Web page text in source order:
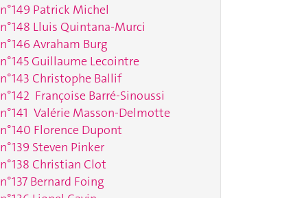
n°149 Patrick Michel
n°148 Lluis Quintana-Murci
n°146 Avraham Burg
n°145 Guillaume Lecointre
n°143 Christophe Ballif
n°142 Françoise Barré-Sinoussi
n°141 Valérie Masson-Delmotte
n°140 Florence Dupont
n°139 Steven Pinker
n°138 Christian Clot
n°137 Bernard Foing